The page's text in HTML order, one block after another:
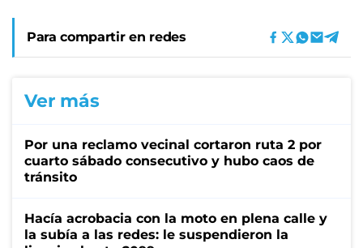
Para compartir en redes
Ver más
Por una reclamo vecinal cortaron ruta 2 por
cuarto sábado consecutivo y hubo caos de
tránsito
Hacía acrobacia con la moto en plena calle y
la subía a las redes: le suspendieron la